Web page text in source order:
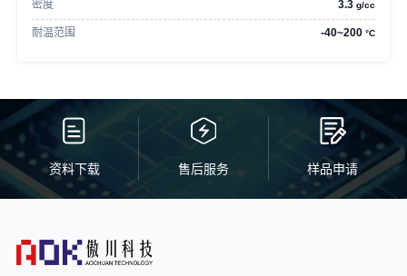
密度 3.3g/cc
耐温范围 -40~200°C
资料下载 售后服务 样品申请